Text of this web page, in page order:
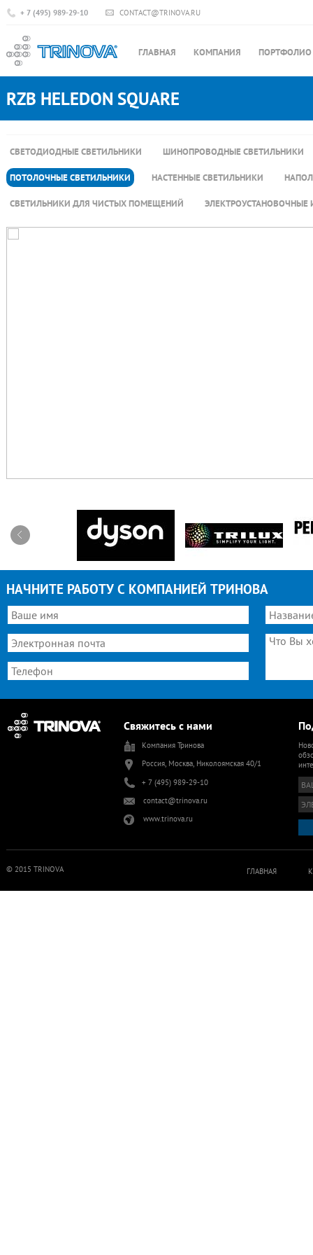
+ 7 (495) 989-29-10 CONTACT@TRINOVA.RU
ГЛАВНАЯ КОМПАНИЯ ПОРТФОЛИО
RZB HELEDON SQUARE
СВЕТОДИОДНЫЕ СВЕТИЛЬНИКИ ШИНОПРОВОДНЫЕ СВЕТИЛЬНИКИ
ПОТОЛОЧНЫЕ СВЕТИЛЬНИКИ НАСТЕННЫЕ СВЕТИЛЬНИКИ
СВЕТИЛЬНИКИ ДЛЯ ЧИСТЫХ ПОМЕЩЕНИЙ ЭЛЕКТРОУСТАНОВОЧНЫЕ
НАЧНИТЕ РАБОТУ С КОМПАНИЕЙ ТРИНОВА
Свяжитесь с нами
Компания Тринова
Россия, Москва, Николоямская 40/1
+ 7 (495) 989-29-10
contact@trinova.ru
www.trinova.ru
ГЛАВНАЯ
© 2015 TRINOVA